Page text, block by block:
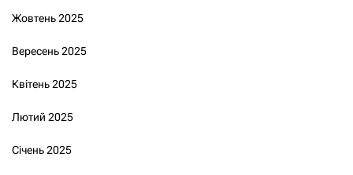
Жовтень 2025
Вересень 2025
Квітень 2025
Лютий 2025
Січень 2025